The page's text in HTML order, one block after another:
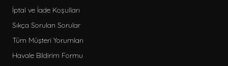
Bilardo
Masa tenisi
Oyun parkı
İptal ve İade Koşulları
Sıkça Sorulan Sorular
Tüm Müşteri Yorumları
Havale Bildirim Formu